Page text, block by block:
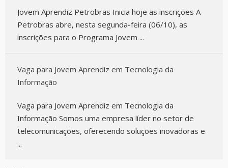
Jovem Aprendiz Petrobras Inicia hoje as inscrições A
Petrobras abre, nesta segunda-feira (06/10), as
inscrições para o Programa Jovem ...
Vaga para Jovem Aprendiz em Tecnologia da
Informação
Vaga para Jovem Aprendiz em Tecnologia da
Informação Somos uma empresa líder no setor de
telecomunicações, oferecendo soluções inovadoras e
...